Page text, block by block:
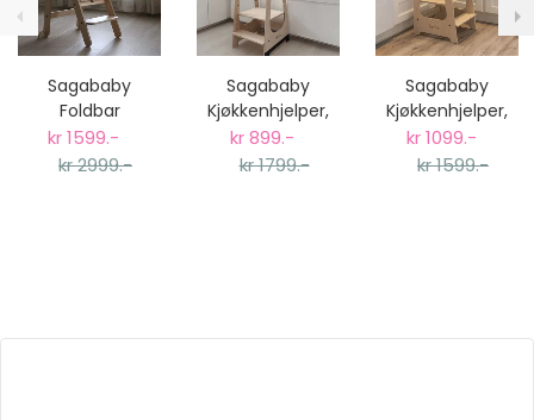
Sagababy
Foldbar
Kjøkkenhjelper -
Natur
kr 1599.-
kr 2999.-
Sagababy
Kjøkkenhjelper,
Natural Limited
Edition
kr 899.-
kr 1799.-
Sagababy
Kjøkkenhjelper,
Original - Natur
kr 1099.-
kr 1599.-